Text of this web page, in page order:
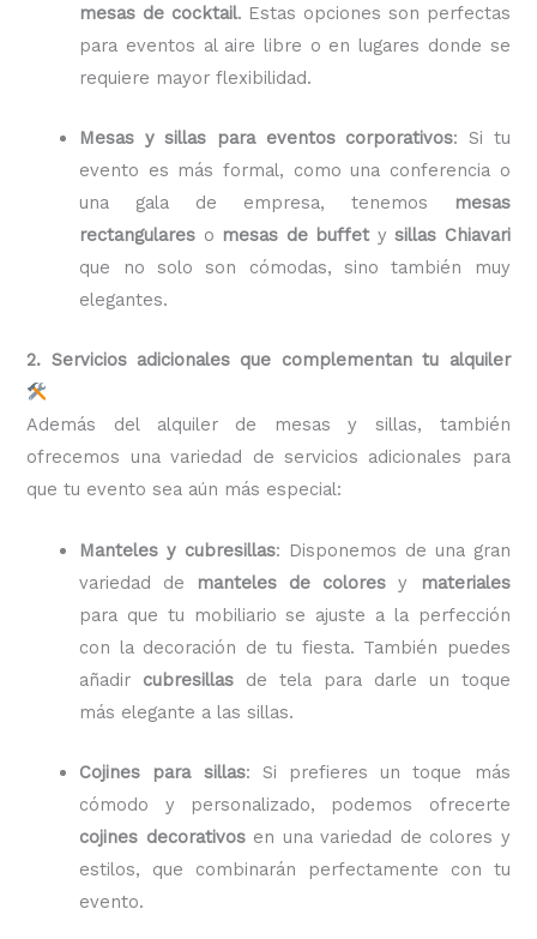
mesas de cocktail. Estas opciones son perfectas
para eventos al aire libre o en lugares donde se
requiere mayor flexibilidad.
Mesas y sillas para eventos corporativos: Si tu
evento es más formal, como una conferencia o
una gala de empresa, tenemos
mesas
rectangulares o mesas de buffetysillas Chiavari
que no solo son cómodas, sino también muy
elegantes.
2. Servicios adicionales que complementan tu alquiler
Además del alquiler de mesas y sillas, también
ofrecemos una variedad de servicios adicionales para
que tu evento sea aún más especial:
Manteles y cubresillas: Disponemos de una gran
variedad de manteles de colores y
materiales
para que tu mobiliario se ajuste a la perfección
con la decoración de tu fiesta. También puedes
añadir cubresillas de tela para darle un toque
más elegante a las sillas.
Cojines para sillas: Si prefieres un toque más
cómodo y personalizado, podemos ofrecerte
cojines decorativosen una variedad de colores y
estilos, que combinarán perfectamente con tu
evento.